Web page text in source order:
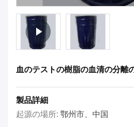
血のテストの樹脂の血清の分離
製品詳細
起源の場所: 鄂州市、中国